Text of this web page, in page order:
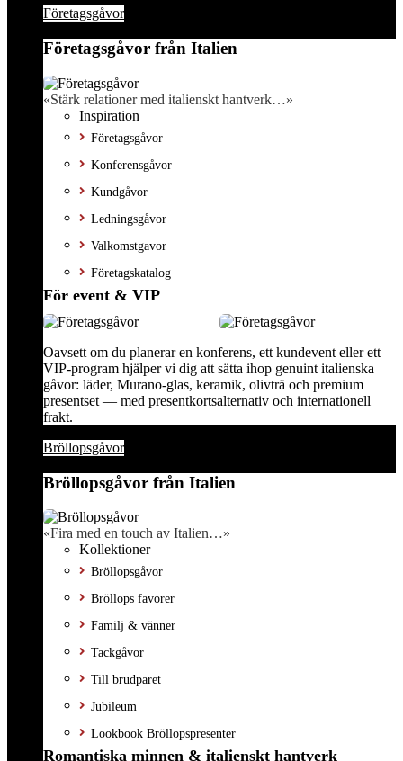
Företagsgåvor
Företagsgåvor från Italien
«Stärk relationer med italienskt hantverk…»
Inspiration
Företagsgåvor
Konferensgåvor
Kundgåvor
Ledningsgåvor
Valkomstgavor
Företagskatalog
För event & VIP
Oavsett om du planerar en konferens, ett kundevent eller ett
VIP-program hjälper vi dig att sätta ihop genuint italienska
gåvor: läder, Murano-glas, keramik, olivträ och premium
presentset — med presentkortsalternativ och internationell
frakt.
Bröllopsgåvor
Bröllopsgåvor från Italien
«Fira med en touch av Italien…»
Kollektioner
Bröllopsgåvor
Bröllops favorer
Familj & vänner
Tackgåvor
Till brudparet
Jubileum
Lookbook Bröllopspresenter
Romantiska minnen & italienskt hantverk